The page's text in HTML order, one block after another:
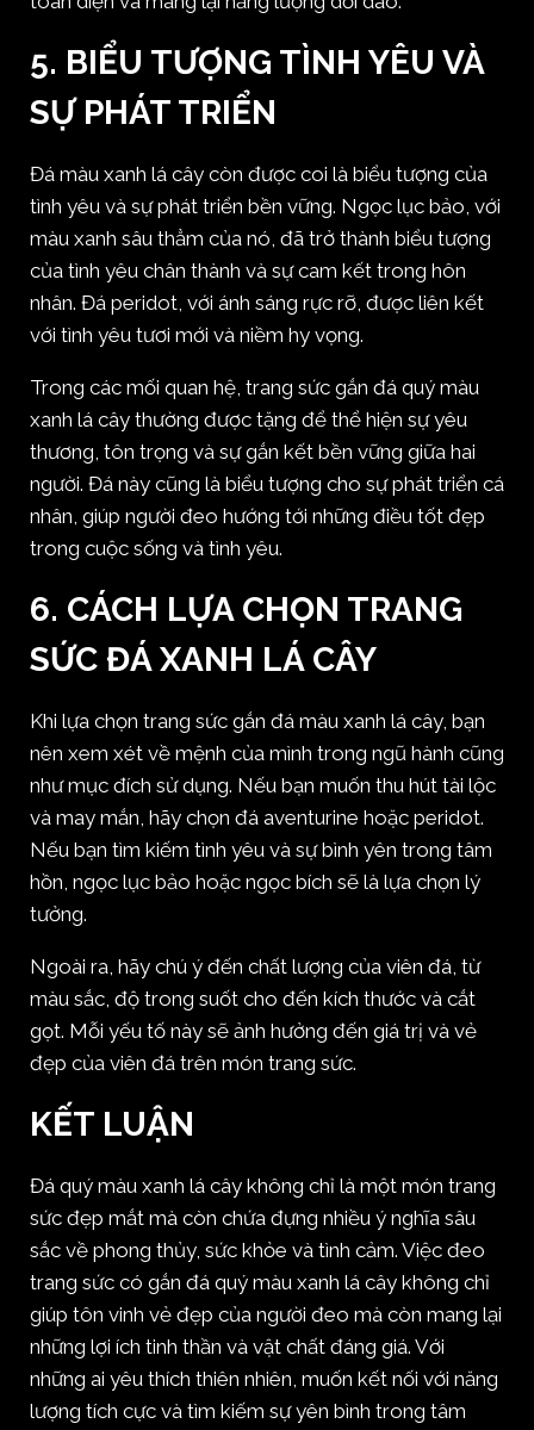
5. BIỂU TƯỢNG TÌNH YÊU VÀ
SỰ PHÁT TRIỂN
Đá màu xanh lá cây còn được coi là biểu tượng của
tình yêu và sự phát triển bền vững. Ngọc lục bảo, với
màu xanh sâu thẳm của nó, đã trở thành biểu tượng
của tình yêu chân thành và sự cam kết trong hôn
nhân. Đá peridot, với ánh sáng rực rỡ, được liên kết
với tình yêu tươi mới và niềm hy vọng.
Trong các mối quan hệ, trang sức gắn đá quý màu
xanh lá cây thường được tặng để thể hiện sự yêu
thương, tôn trọng và sự gắn kết bền vững giữa hai
người. Đá này cũng là biểu tượng cho sự phát triển cá
nhân, giúp người đeo hướng tới những điều tốt đẹp
trong cuộc sống và tình yêu.
6. CÁCH LỰA CHỌN TRANG
SỨC ĐÁ XANH LÁ CÂY
Khi lựa chọn trang sức gắn đá màu xanh lá cây, bạn
nên xem xét về mệnh của mình trong ngũ hành cũng
như mục đích sử dụng. Nếu bạn muốn thu hút tài lộc
và may mắn, hãy chọn đá aventurine hoặc peridot.
Nếu bạn tìm kiếm tình yêu và sự bình yên trong tâm
hồn, ngọc lục bảo hoặc ngọc bích sẽ là lựa chọn lý
tưởng.
Ngoài ra, hãy chú ý đến chất lượng của viên đá, từ
màu sắc, độ trong suốt cho đến kích thước và cắt
gọt. Mỗi yếu tố này sẽ ảnh hưởng đến giá trị và vẻ
đẹp của viên đá trên món trang sức.
KẾT LUẬN
Đá quý màu xanh lá cây không chỉ là một món trang
sức đẹp mắt mà còn chứa đựng nhiều ý nghĩa sâu
sắc về phong thủy, sức khỏe và tình cảm. Việc đeo
trang sức có gắn đá quý màu xanh lá cây không chỉ
giúp tôn vinh vẻ đẹp của người đeo mà còn mang lại
những lợi ích tinh thần và vật chất đáng giá. Với
những ai yêu thích thiên nhiên, muốn kết nối với năng
lượng tích cực và tìm kiếm sự yên bình trong tâm